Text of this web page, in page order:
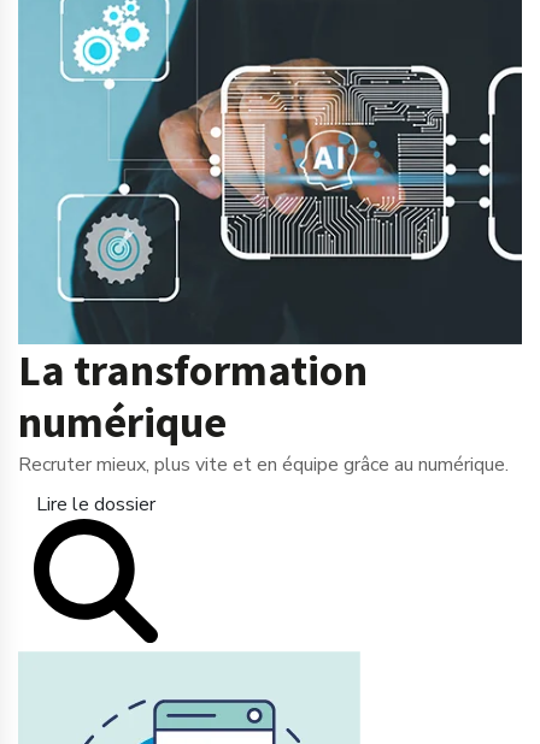
La transformation
numérique
Recruter mieux, plus vite et en équipe grâce au numérique.
Lire le dossier